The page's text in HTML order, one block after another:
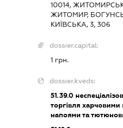
10014,
ЖИТОМИР,
КИЇВСЬКА, 3, 306
dossier.capital:
1 грн.
dossier.kveds:
51.39.0
торгівля
напоями та